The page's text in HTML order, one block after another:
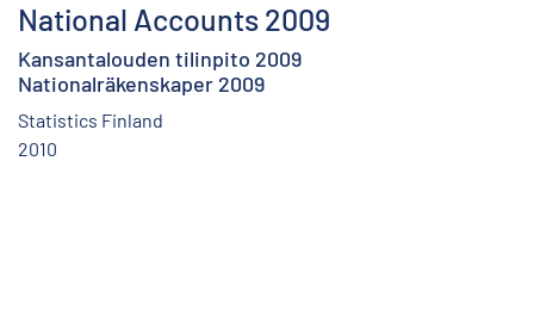
National Accounts 2009
Kansantalouden tilinpito 2009
Nationalräkenskaper 2009
Statistics Finland
2010